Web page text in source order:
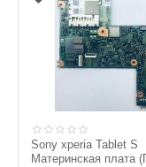
Sony xperia Tablet S
Материнская плата